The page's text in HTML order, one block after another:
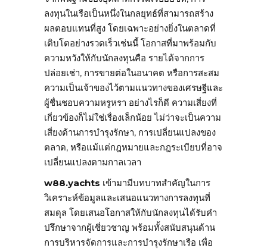
ลงทุนในเรือเป็นหนึ่งในกลยุทธ์ที่สามารถสร้าง
ผลตอบแทนที่สูง โดยเฉพาะอย่างยิ่งในตลาดที่
เติบโตอย่างรวดเร็วเช่นนี้ โอกาสที่มาพร้อมกับ
ความหวังให้กับนักลงทุนคือ รายได้จากการ
ปล่อยเช่า, การขายต่อในอนาคต หรือการสะสม
ความเป็นเจ้าของไว้ตามแนวทางของเศรษฐีและ
ผู้ชื่นชอบความหรูหรา อย่างไรก็ดี ความเสี่ยงที่
เกี่ยวข้องก็ไม่ใช่เรื่องเล็กน้อย ไม่ว่าจะเป็นความ
เสี่ยงด้านการบำรุงรักษา, การเปลี่ยนแปลงของ
ตลาด, หรือแม้แต่กฎหมายและกฎระเบียบที่อาจ
เปลี่ยนแปลงตามกาลเวลา
w88.yachts เข้ามามีบทบาทสำคัญในการ
วิเคราะห์ข้อมูลและเสนอแนวทางการลงทุนที่
สมดุล โดยเสนอโอกาสให้กับนักลงทุนได้รับคำ
ปรึกษาจากผู้เชี่ยวชาญ พร้อมทั้งสนับสนุนด้าน
การบริหารจัดการและการบำรุงรักษาเรือ เพื่อ